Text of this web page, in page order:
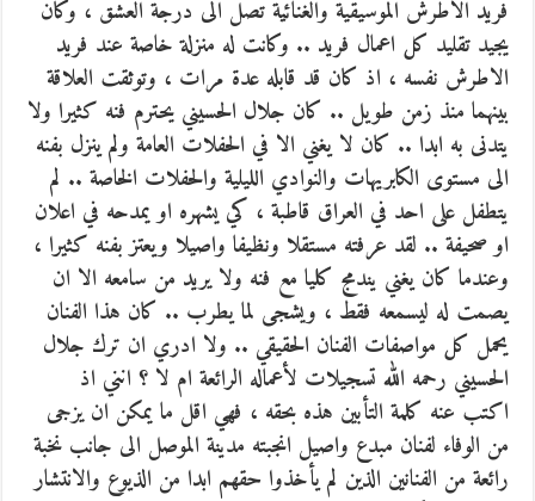
فريد الاطرش الموسيقية والغنائية تصل الى درجة العشق ، وكان
يجيد تقليد كل اعمال فريد .. وكانت له منزلة خاصة عند فريد
الاطرش نفسه ، اذ كان قد قابله عدة مرات ، وتوثقت العلاقة
بينهما منذ زمن طويل .. كان جلال الحسيني يحترم فنه كثيرا ولا
يتدنى به ابدا .. كان لا يغني الا في الحفلات العامة ولم ينزل بفنه
الى مستوى الكابريهات والنوادي الليلية والحفلات الخاصة .. لم
يتطفل على احد في العراق قاطبة ، كي يشهره او يمدحه في اعلان
او صحيفة .. لقد عرفته مستقلا ونظيفا واصيلا ويعتز بفنه كثيرا ،
وعندما كان يغني يندمج كليا مع فنه ولا يريد من سامعه الا ان
يصمت له ليسمعه فقط ، ويشجى لما يطرب .. كان هذا الفنان
يحمل كل مواصفات الفنان الحقيقي .. ولا ادري ان ترك جلال
الحسيني رحمه الله تسجيلات لأعماله الرائعة ام لا ؟ انني اذ
اكتب عنه كلمة التأبين هذه بحقه ، فهي اقل ما يمكن ان يزجى
من الوفاء لفنان مبدع واصيل انجبته مدينة الموصل الى جانب نخبة
رائعة من الفنانين الذين لم يأخذوا حقهم ابدا من الذيوع والانتشار